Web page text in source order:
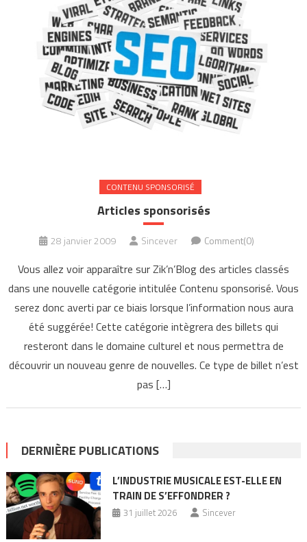
CONTENU SPONSORISÉ
Articles sponsorisés
28 janvier 2009 Sincever Comment(0)
Vous allez voir apparaître sur Zik’n’Blog des articles classés
dans une nouvelle catégorie intitulée Contenu sponsorisé. Vous
serez donc averti par ce biais lorsque l’information nous aura
été suggérée! Cette catégorie intègrera des billets qui
resteront dans le domaine culturel et nous permettra de
découvrir un nouveau genre de nouvelles. Ce type de billet n’est
pas […]
DERNIÈRE PUBLICATIONS
L’INDUSTRIE MUSICALE EST-ELLE EN
TRAIN DE S’EFFONDRER ?
31 juillet 2026 Sincever